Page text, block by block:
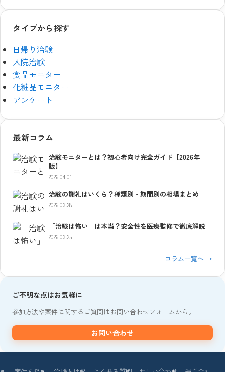
タイプから探す
日帰り治験
入院治験
食品モニター
化粧品モニター
アンケート
最新コラム
治験モニターとは？初心者向け完全ガイド【2026年
版】
2026.04.01
治験の謝礼はいくら？種類別・期間別の相場まとめ
2026.03.28
「治験は怖い」は本当？安全性を医療監修で徹底解説
2026.03.25
コラム一覧へ →
ご不明な点はお気軽に
参加方法や案件に関するご質問はお問い合わせフォームから。
お問い合わせ